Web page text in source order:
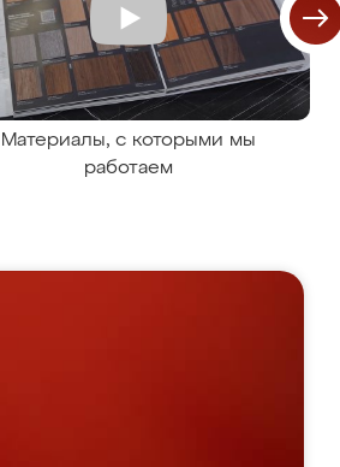
Материалы, с которыми мы
работаем